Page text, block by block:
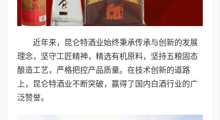
近年来，昆仑特酒业始终秉承传承与创新的发展
理念，坚守工匠精神，精选有机原料，坚持五粮固态
酿造工艺，严格把控产品质量。在技术创新的道路
上，昆仑特酒业不断突破，赢得了国内白酒行业的广
泛赞誉。